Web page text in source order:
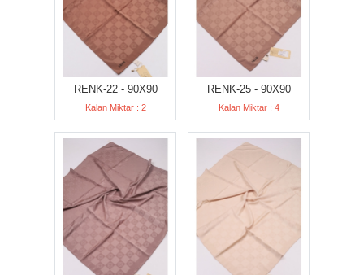
RENK-22 - 90X90
Kalan Miktar : 2
RENK-25 - 90X90
Kalan Miktar : 4